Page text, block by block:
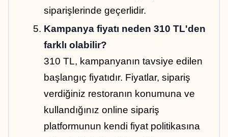
siparişlerinde geçerlidir.
Kampanya fiyatı neden 310 TL'den
farklı olabilir?
310 TL, kampanyanın tavsiye edilen
başlangıç fiyatıdır. Fiyatlar, sipariş
verdiğiniz restoranın konumuna ve
kullandığınız online sipariş
platformunun kendi fiyat politikasına